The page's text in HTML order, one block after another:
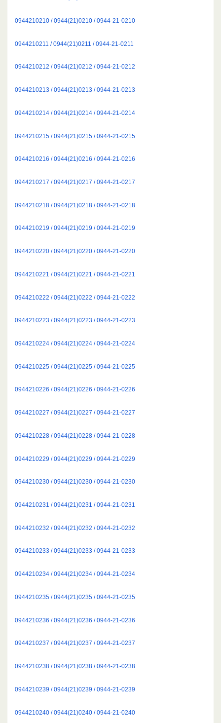
0944210210 / 0944(21)0210 / 0944-21-0210
0944210211 / 0944(21)0211 / 0944-21-0211
0944210212 / 0944(21)0212 / 0944-21-0212
0944210213 / 0944(21)0213 / 0944-21-0213
0944210214 / 0944(21)0214 / 0944-21-0214
0944210215 / 0944(21)0215 / 0944-21-0215
0944210216 / 0944(21)0216 / 0944-21-0216
0944210217 / 0944(21)0217 / 0944-21-0217
0944210218 / 0944(21)0218 / 0944-21-0218
0944210219 / 0944(21)0219 / 0944-21-0219
0944210220 / 0944(21)0220 / 0944-21-0220
0944210221 / 0944(21)0221 / 0944-21-0221
0944210222 / 0944(21)0222 / 0944-21-0222
0944210223 / 0944(21)0223 / 0944-21-0223
0944210224 / 0944(21)0224 / 0944-21-0224
0944210225 / 0944(21)0225 / 0944-21-0225
0944210226 / 0944(21)0226 / 0944-21-0226
0944210227 / 0944(21)0227 / 0944-21-0227
0944210228 / 0944(21)0228 / 0944-21-0228
0944210229 / 0944(21)0229 / 0944-21-0229
0944210230 / 0944(21)0230 / 0944-21-0230
0944210231 / 0944(21)0231 / 0944-21-0231
0944210232 / 0944(21)0232 / 0944-21-0232
0944210233 / 0944(21)0233 / 0944-21-0233
0944210234 / 0944(21)0234 / 0944-21-0234
0944210235 / 0944(21)0235 / 0944-21-0235
0944210236 / 0944(21)0236 / 0944-21-0236
0944210237 / 0944(21)0237 / 0944-21-0237
0944210238 / 0944(21)0238 / 0944-21-0238
0944210239 / 0944(21)0239 / 0944-21-0239
0944210240 / 0944(21)0240 / 0944-21-0240